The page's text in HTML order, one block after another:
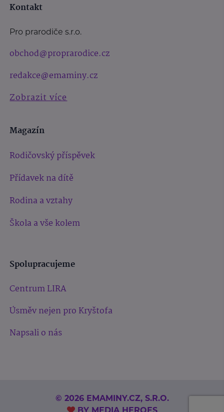
Kontakt
Pro prarodiče s.r.o.
obchod@proprarodice.cz
redakce@emaminy.cz
Zobrazit více
Magazín
Rodičovský příspěvek
Přídavek na dítě
Rodina a vztahy
Škola a vše kolem
Spolupracujeme
Centrum LIRA
Úsměv nejen pro Kryštofa
Napsali o nás
© 2026 EMAMINY.CZ, S.R.O.